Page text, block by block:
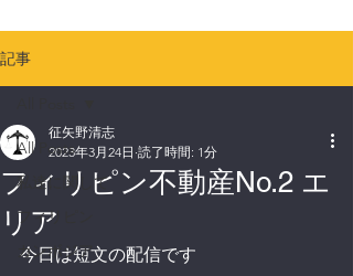
記事
All Posts
私達に関して
フィリピン
カンボジア
フィリピン不動産No.2 エ
リア
征矢野清志
2023年3月24日 読了時間: 1分
今日は短文の配信です